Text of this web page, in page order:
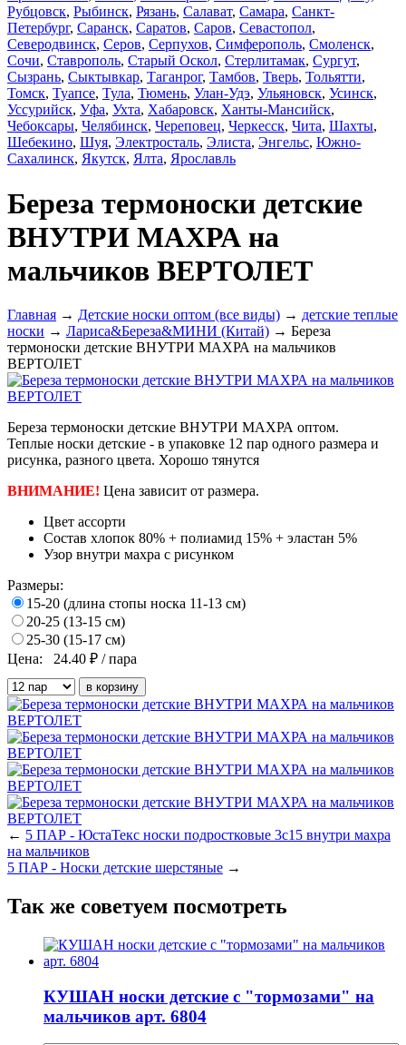
Рубцовск, Рыбинск, Рязань, Салават, Самара, Санкт-
Петербург, Саранск, Саратов, Саров, Севастопол,
Северодвинск, Серов, Серпухов, Симферополь, Смоленск,
Сочи, Ставрополь, Старый Оскол, Стерлитамак, Сургут,
Сызрань, Сыктывкар, Таганрог, Тамбов, Тверь, Тольятти,
Томск, Туапсе, Тула, Тюмень, Улан-Удэ, Ульяновск, Усинск,
Уссурийск, Уфа, Ухта, Хабаровск, Ханты-Мансийск,
Чебоксары, Челябинск, Череповец, Черкесск, Чита, Шахты,
Шебекино, Шуя, Электросталь, Элиста, Энгельс, Южно-
Сахалинск, Якутск, Ялта, Ярославль
Береза термоноски детские
ВНУТРИ МАХРА на
мальчиков ВЕРТОЛЕТ
Главная → Детские носки оптом (все виды) → детские теплые
носки → Лариса&Береза&МИНИ (Китай) → Береза
термоноски детские ВНУТРИ МАХРА на мальчиков
ВЕРТОЛЕТ
Береза термоноски детские ВНУТРИ МАХРА оптом.
Теплые носки детские - в упаковке 12 пар одного размера и
рисунка, разного цвета. Хорошо тянутся
ВНИМАНИЕ! Цена зависит от размера.
Цвет ассорти
Состав хлопок 80% + полиамид 15% + эластан 5%
Узор внутри махра с рисунком
Размеры:
15-20 (длина стопы носка 11-13 см)
20-25 (13-15 см)
25-30 (15-17 см)
Цена:
24.40 ₽ / пара
← 5 ПАР - ЮстаТекс носки подростковые 3с15 внутри махра
на мальчиков
5 ПАР - Носки детские шерстяные →
Так же советуем посмотреть
КУШАН носки детские с "тормозами" на
мальчиков арт. 6804